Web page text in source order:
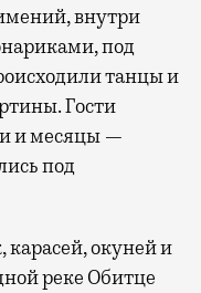
внутри
под
танцы и
Гости
и месяцы —
под
окуней и
реке Обитце